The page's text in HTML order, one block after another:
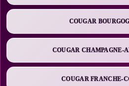
COUGAR
COUGAR CHAMPAGNE-
COUGAR FRANCHE-